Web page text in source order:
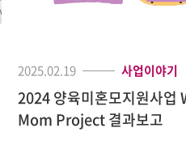
2025.02.19 사업이야기
2024 양육미혼모지원사업
Mom Project 결과보고